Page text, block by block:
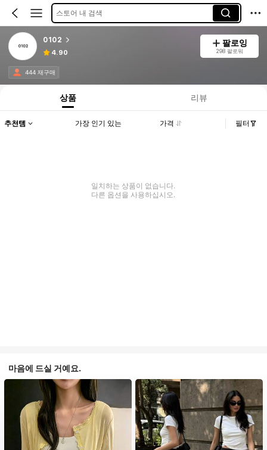
스토어 내 검색
0102
4.90
팔로잉
298 팔로워
444 재구매
상품 리뷰
추천템 가장 인기 있는 가격 필터
일치하는 상품이 없습니다.
다른 옵션을 사용하십시오.
마음에 드실 거예요.